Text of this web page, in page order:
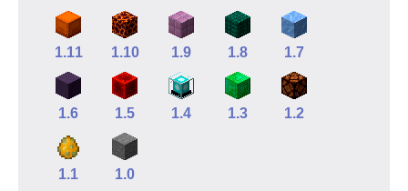
1.11 1.10 1.9 1.8 1.7
1.6 1.5 1.4 1.3 1.2
1.1 1.0